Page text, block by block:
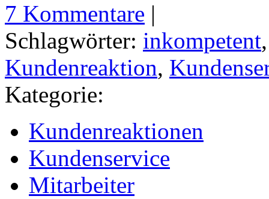
7 Kommentare |
Schlagwörter: inkompetent
Kundenreaktion,
Kategorie:
Kundenreaktionen
Kundenservice
Mitarbeiter